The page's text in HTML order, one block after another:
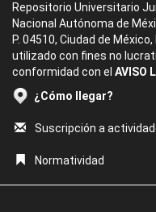
Repositorio Universitario
Nacional Autónoma de
P. 04510, Ciudad de
utilizado con fines no
conformidad con el AVISO
¿Cómo llegar?
Suscripción a
Normatividad